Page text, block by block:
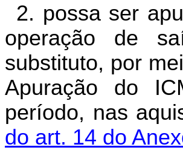
2. possa ser
operação de
substituto, por
Apuração do
período, nas
do art. 14 do